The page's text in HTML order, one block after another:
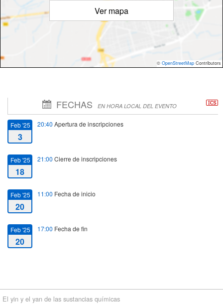
Ver mapa
© OpenStreetMap Contributors
FECHAS EN HORA LOCAL DEL EVENTO
Feb '25
3
20:40 Apertura de inscripciones
Feb '25
18
21:00 Cierre de inscripciones
Feb '25
20
11:00 Fecha de inicio
Feb '25
20
17:00 Fecha de fin
El yin y el yan de las sustancias químicas